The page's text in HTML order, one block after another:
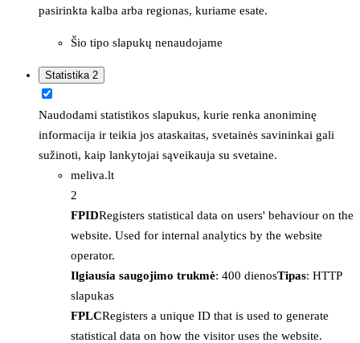
pasirinkta kalba arba regionas, kuriame esate.
Šio tipo slapukų nenaudojame
Statistika 2
Naudodami statistikos slapukus, kurie renka anoniminę
informacija ir teikia jos ataskaitas, svetainės savininkai gali
sužinoti, kaip lankytojai sąveikauja su svetaine.
meliva.lt
2
FPIDRegisters statistical data on users' behaviour on the
website. Used for internal analytics by the website
operator.
Ilgiausia saugojimo trukmė: 400 dienosTipas: HTTP
slapukas
FPLCRegisters a unique ID that is used to generate
statistical data on how the visitor uses the website.